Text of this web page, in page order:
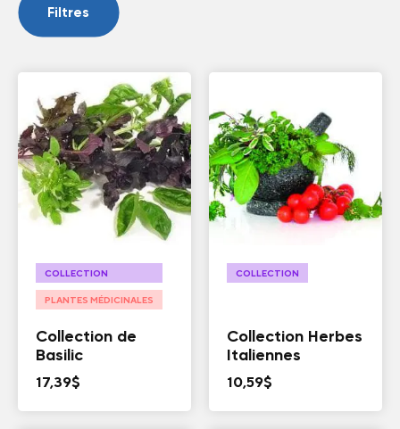
Filtres
COLLECTION
PLANTES MÉDICINALES
Collection de
Basilic
17,39$
COLLECTION
Collection Herbes
Italiennes
10,59$